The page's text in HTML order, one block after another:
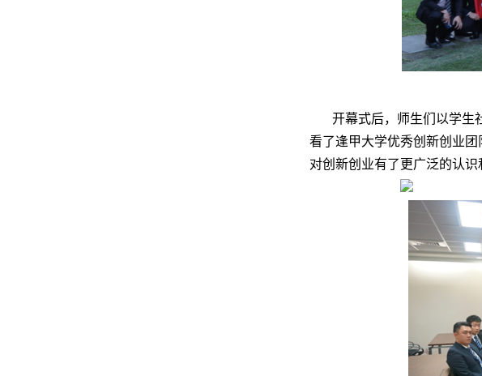
开幕式后，师生们以学生
看了逢甲大学优秀创新创业
对创新创业有了更广泛的认识